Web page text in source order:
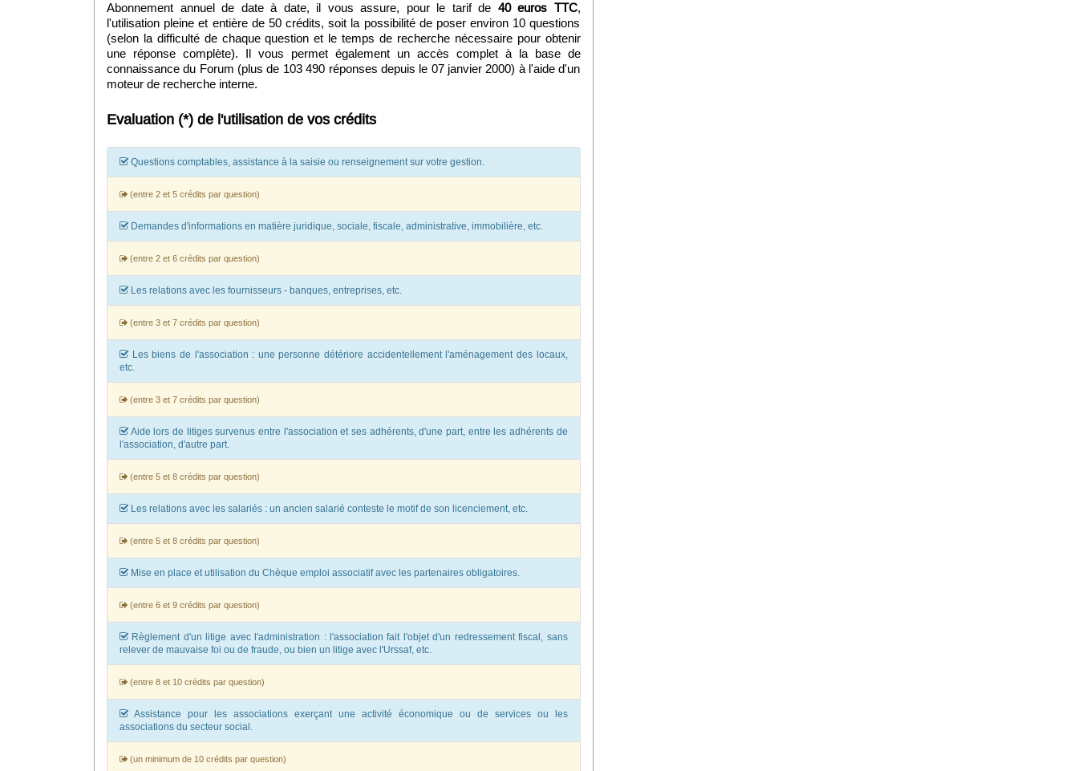
Abonnement annuel de date à date, il vous assure, pour le tarif de 40 euros TTC,
l'utilisation pleine et entière de 50 crédits, soit la possibilité de poser environ 10 questions
(selon la difficulté de chaque question et le temps de recherche nécessaire pour obtenir
une réponse complète). Il vous permet également un accès complet à la base de
connaissance du Forum (plus de 103 490 réponses depuis le 07 janvier 2000) à l'aide d'un
moteur de recherche interne.
Evaluation (*) de l'utilisation de vos crédits
Questions comptables, assistance à la saisie ou renseignement sur votre gestion.
(entre 2 et 5 crédits par question)
Demandes d'informations en matière juridique, sociale, fiscale, administrative, immobilière, etc.
(entre 2 et 6 crédits par question)
Les relations avec les fournisseurs - banques, entreprises, etc.
(entre 3 et 7 crédits par question)
Les biens de l'association : une personne détériore accidentellement l'aménagement des locaux,
etc.
(entre 3 et 7 crédits par question)
Aide lors de litiges survenus entre l'association et ses adhérents, d'une part, entre les adhérents de
l'association, d'autre part.
(entre 5 et 8 crédits par question)
Les relations avec les salariés : un ancien salarié conteste le motif de son licenciement, etc.
(entre 5 et 8 crédits par question)
Mise en place et utilisation du Chèque emploi associatif avec les partenaires obligatoires.
(entre 6 et 9 crédits par question)
Règlement d'un litige avec l'administration : l'association fait l'objet d'un redressement fiscal, sans
relever de mauvaise foi ou de fraude, ou bien un litige avec l'Urssaf, etc.
(entre 8 et 10 crédits par question)
Assistance pour les associations exerçant une activité économique ou de services ou les
associations du secteur social.
(un minimum de 10 crédits par question)